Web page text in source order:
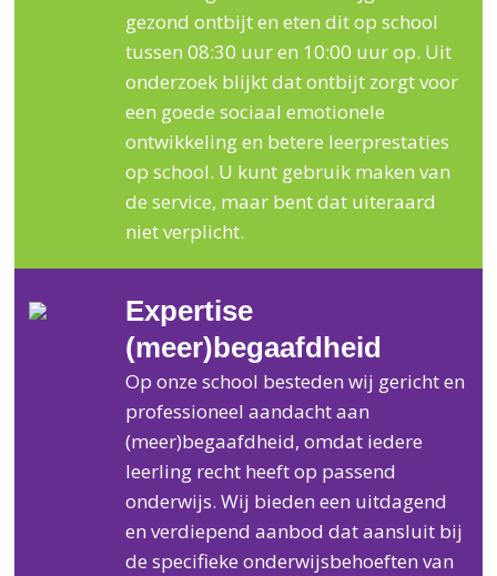
gezond ontbijt en eten dit op school
tussen 08:30 uur en 10:00 uur op. Uit
onderzoek blijkt dat ontbijt zorgt voor
een goede sociaal emotionele
ontwikkeling en betere leerprestaties
op school. U kunt gebruik maken van
de service, maar bent dat uiteraard
niet verplicht.
Expertise
(meer)begaafdheid
Op onze school besteden wij gericht en
professioneel aandacht aan
(meer)begaafdheid, omdat iedere
leerling recht heeft op passend
onderwijs. Wij bieden een uitdagend
en verdiepend aanbod dat aansluit bij
de specifieke onderwijsbehoeften van